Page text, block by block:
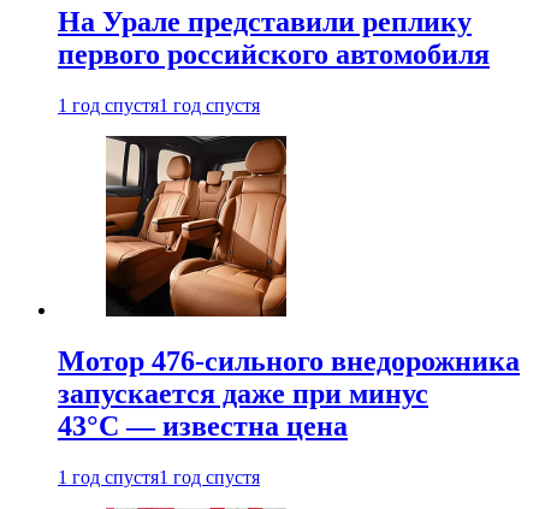
На Урале представили реплику
первого российского автомобиля
1 год спустя1 год спустя
Мотор 476-сильного внедорожника
запускается даже при минус
43°С — известна цена
1 год спустя1 год спустя